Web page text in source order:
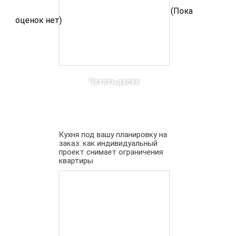
(Пока
оценок нет)
Читать далее
Кухня под вашу планировку на
заказ: как индивидуальный
проект снимает ограничения
квартиры